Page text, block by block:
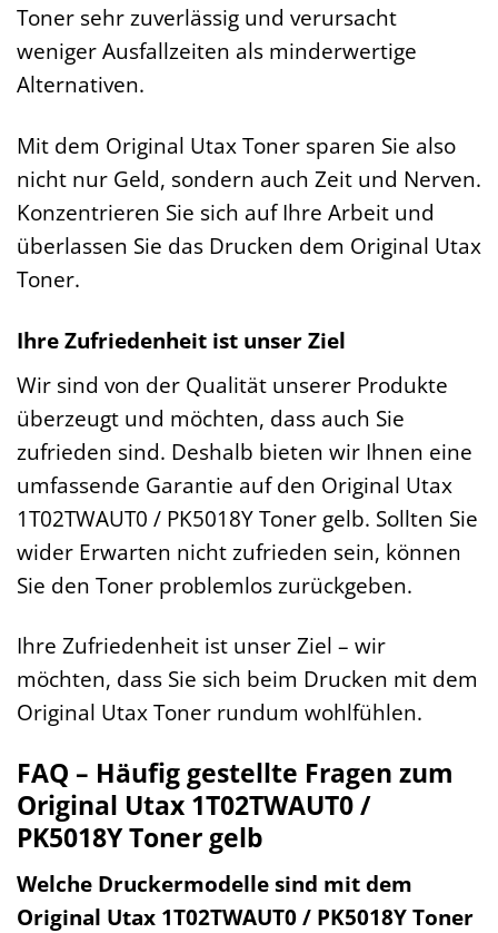
Toner sehr zuverlässig und verursacht
weniger Ausfallzeiten als minderwertige
Alternativen.
Mit dem Original Utax Toner sparen Sie also
nicht nur Geld, sondern auch Zeit und Nerven.
Konzentrieren Sie sich auf Ihre Arbeit und
überlassen Sie das Drucken dem Original Utax
Toner.
Ihre Zufriedenheit ist unser Ziel
Wir sind von der Qualität unserer Produkte
überzeugt und möchten, dass auch Sie
zufrieden sind. Deshalb bieten wir Ihnen eine
umfassende Garantie auf den Original Utax
1T02TWAUT0 / PK5018Y Toner gelb. Sollten Sie
wider Erwarten nicht zufrieden sein, können
Sie den Toner problemlos zurückgeben.
Ihre Zufriedenheit ist unser Ziel – wir
möchten, dass Sie sich beim Drucken mit dem
Original Utax Toner rundum wohlfühlen.
FAQ – Häufig gestellte Fragen zum
Original Utax 1T02TWAUT0 /
PK5018Y Toner gelb
Welche Druckermodelle sind mit dem
Original Utax 1T02TWAUT0 / PK5018Y Toner